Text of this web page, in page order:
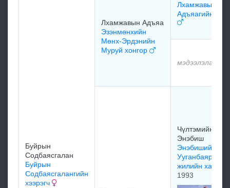
Буйрын
Содбаясгалан
Буйрын
Содбаясгалангийн
хээрэгч
Лхамжавын Адъяа
Эзэнмөнхийн
Мөнх-Эрдэнийн
Муруй хонгор
Лхамжавын
Адъяагийн
мэдээлэлгүй
Чүлтэмийн
Энэбиш
Энэбишийн
Ууганбаярын
жилийн халтар
1993